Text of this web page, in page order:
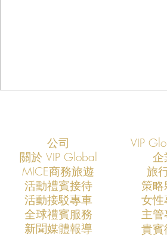
VIP Global成功支援COMPUTEX
2026全球AI產業領袖訪台專案
打造亞洲科技展會商務移動與
公司
VIP
關於 VIP Global
企
​MICE商務旅遊
旅
​活動禮賓接待
策略
活動接駁專車
​全球禮賓服務
​新聞媒體報導
女性
主管
貴